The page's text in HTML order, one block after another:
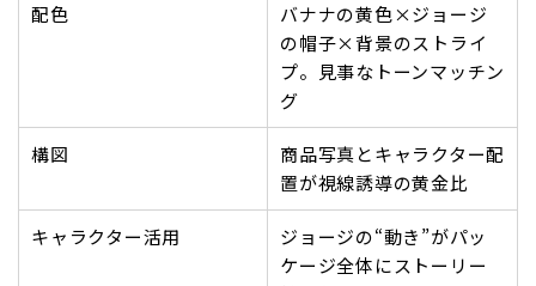
配色
バナナの黄色×ジョージ
の帽子×背景のストライ
プ。見事なトーンマッチン
グ
構図
商品写真とキャラクター配
置が視線誘導の黄金比
キャラクター活用
ジョージの“動き”がパッ
ケージ全体にストーリー